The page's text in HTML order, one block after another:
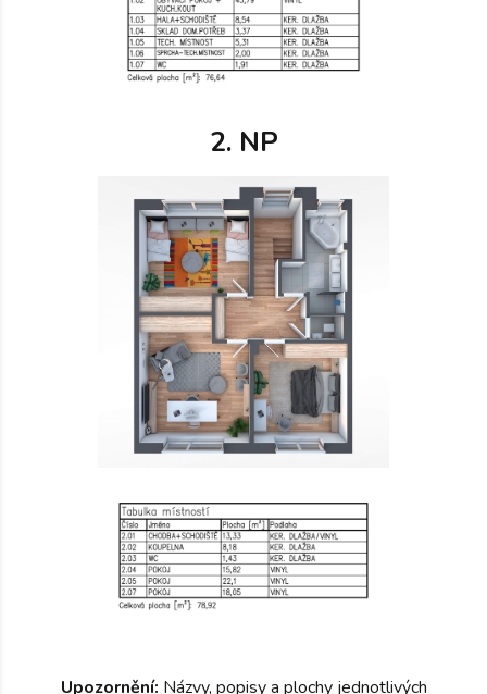
2. NP
Upozornění: Názvy, popisy a plochy jednotlivých